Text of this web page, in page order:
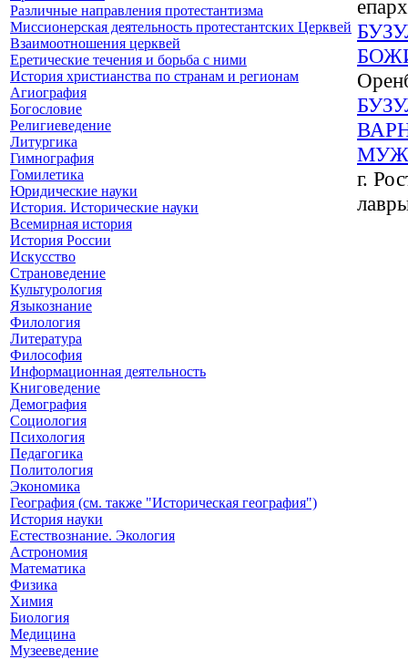
Различные направления протестантизма
Миссионерская деятельность протестантских Церквей
Взаимоотношения церквей
Еретические течения и борьба с ними
История христианства по странам и регионам
Агиография
Богословие
Религиеведение
Литургика
Гимнография
Гомилетика
Юридические науки
История. Исторические науки
Всемирная история
История России
Искусство
Страноведение
Культурология
Языкознание
Филология
Литература
Философия
Информационная деятельность
Книговедение
Демография
Социология
Психология
Педагогика
Политология
Экономика
География (см. также "Историческая география")
История науки
Естествознание. Экология
Астрономия
Математика
Физика
Химия
Биология
Медицина
Музееведение
г.